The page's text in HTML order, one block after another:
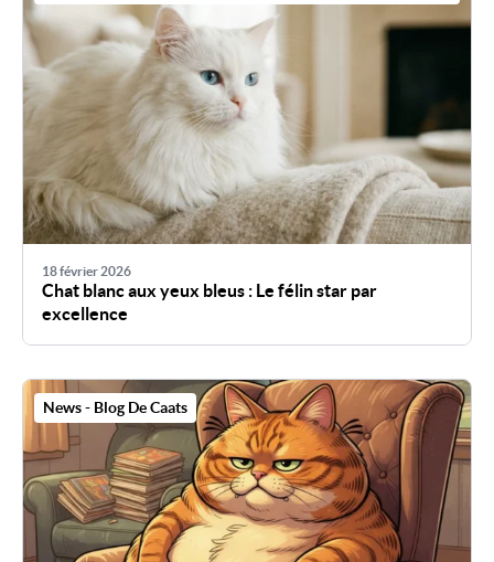
18 février 2026
Chat blanc aux yeux bleus : Le félin star par
excellence
News - Blog De Caats